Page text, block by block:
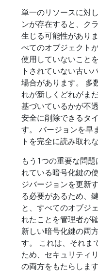
単一のリソースに対
ンが存在すると、ク
生じる可能性があり
べてのオブジェクト
使用していないこと
トされていない古い
場合があります。 多
れが新しくどれがま
基づいているかが不
安全に削除できるタ
す。 バージョンを早
トを完全に読み取れ
もう1つの重要な問
れている暗号化鍵の
ジバージョンを更新
る必要があるため、
と、すべてのオブジ
れたことを管理者が
新しい暗号化鍵の両
す。 これは、それま
ため、セキュリティ
の両方をもたらします